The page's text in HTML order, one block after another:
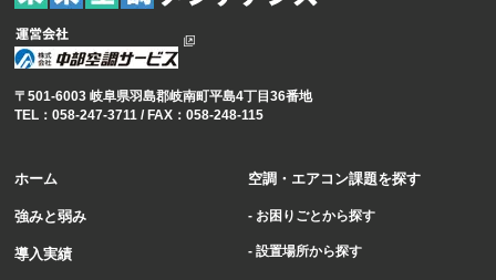
〒501-6003 岐⾩県⽻島郡岐南町平島4丁⽬36番地
TEL：058-247-3711 / FAX：058-248-115
ホーム
強みと弱み
導⼊実績
空調・エアコン課題を探す
- お困りごとから探す
- 設置場所から探す